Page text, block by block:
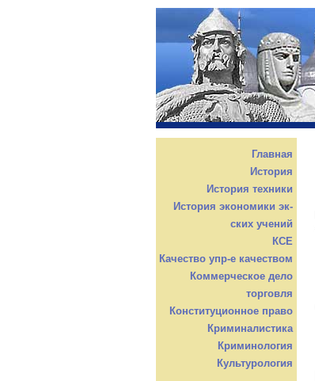
Главная
История
История техники
История экономики эк-
ских учений
КСЕ
Качество упр-е качеством
Коммерческое дело
торговля
Конституционное право
Криминалистика
Криминология
Культурология